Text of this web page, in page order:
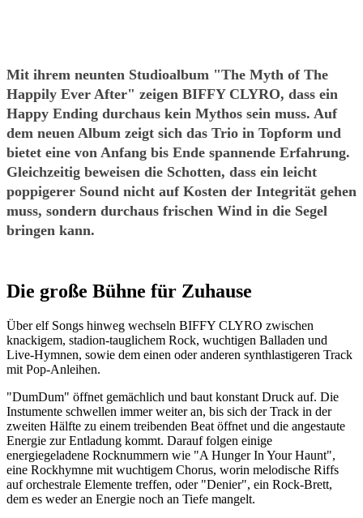
Mit ihrem neunten Studioalbum "The Myth of The
Happily Ever After" zeigen BIFFY CLYRO, dass ein
Happy Ending durchaus kein Mythos sein muss. Auf
dem neuen Album zeigt sich das Trio in Topform und
bietet eine von Anfang bis Ende spannende Erfahrung.
Gleichzeitig beweisen die Schotten, dass ein leicht
poppigerer Sound nicht auf Kosten der Integrität gehen
muss, sondern durchaus frischen Wind in die Segel
bringen kann.
Die große Bühne für Zuhause
Über elf Songs hinweg wechseln BIFFY CLYRO zwischen
knackigem, stadion-tauglichem Rock, wuchtigen Balladen und
Live-Hymnen, sowie dem einen oder anderen synthlastigeren Track
mit Pop-Anleihen.
"DumDum" öffnet gemächlich und baut konstant Druck auf. Die
Instumente schwellen immer weiter an, bis sich der Track in der
zweiten Hälfte zu einem treibenden Beat öffnet und die angestaute
Energie zur Entladung kommt. Darauf folgen einige
energiegeladene Rocknummern wie "A Hunger In Your Haunt",
eine Rockhymne mit wuchtigem Chorus, worin melodische Riffs
auf orchestrale Elemente treffen, oder "Denier", ein Rock-Brett,
dem es weder an Energie noch an Tiefe mangelt.